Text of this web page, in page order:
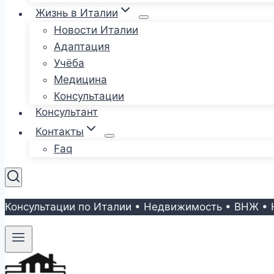
Жизнь в Италии
Новости Италии
Адаптация
Учёба
Медицина
Консультации
Консультант
Контакты
Faq
Консультации по Италии • Недвижимость • ВНЖ •